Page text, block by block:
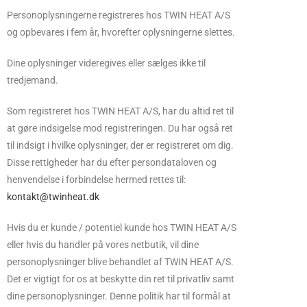
Personoplysningerne registreres hos TWIN HEAT A/S
og opbevares i fem år, hvorefter oplysningerne slettes.
Dine oplysninger videregives eller sælges ikke til
tredjemand.
Som registreret hos TWIN HEAT A/S, har du altid ret til
at gøre indsigelse mod registreringen. Du har også ret
til indsigt i hvilke oplysninger, der er registreret om dig.
Disse rettigheder har du efter persondataloven og
henvendelse i forbindelse hermed rettes til:
kontakt@twinheat.dk
Hvis du er kunde / potentiel kunde hos TWIN HEAT A/S
eller hvis du handler på vores netbutik, vil dine
personoplysninger blive behandlet af TWIN HEAT A/S.
Det er vigtigt for os at beskytte din ret til privatliv samt
dine personoplysninger. Denne politik har til formål at